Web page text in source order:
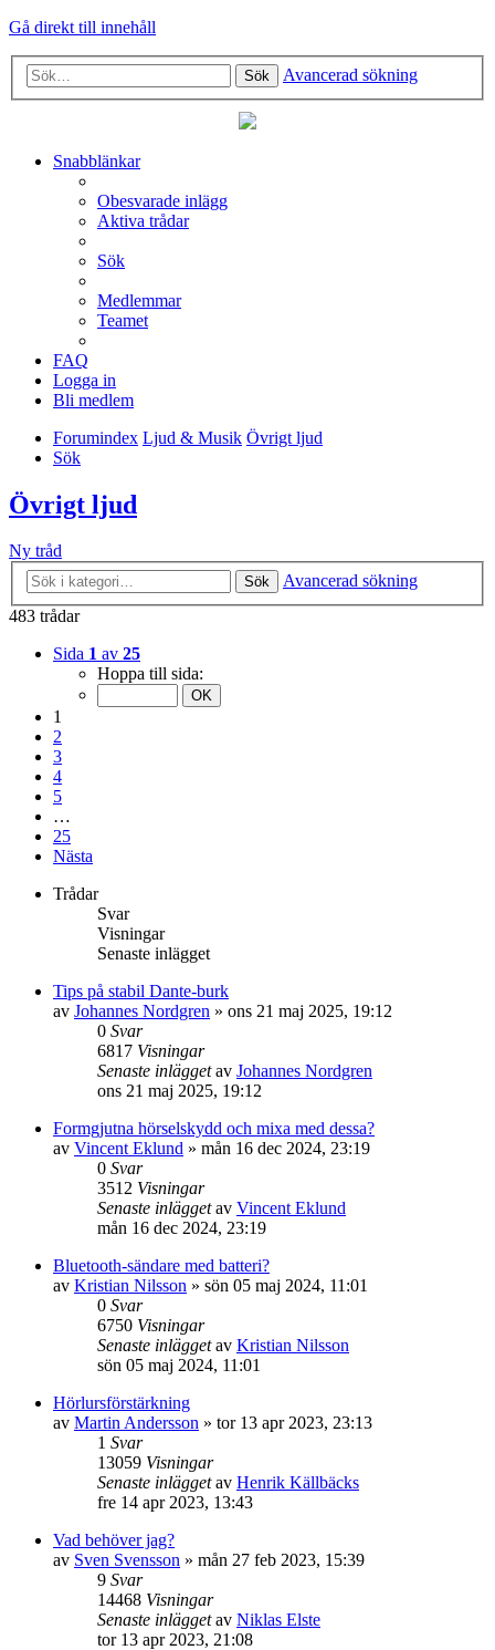
Gå direkt till innehåll
Sök Avancerad sökning
Snabblänkar
Obesvarade inlägg
Aktiva trådar
Sök
Medlemmar
Teamet
FAQ
Logga in
Bli medlem
Forumindex Ljud & Musik Övrigt ljud
Sök
Övrigt ljud
Ny tråd
Sök
Avancerad sökning
483 trådar
Sida 1 av 25
Hoppa till sida:
1
2
3
4
5
…
25
Nästa
Trådar
Svar
Visningar
Senaste inlägget
Tips på stabil Dante-burk
av Johannes Nordgren » ons 21 maj 2025, 19:12
0 Svar
6817 Visningar
Senaste inläggetav Johannes Nordgren
ons 21 maj 2025, 19:12
Formgjutna hörselskydd och mixa med dessa?
av Vincent Eklund » mån 16 dec 2024, 23:19
0 Svar
3512 Visningar
Senaste inläggetav Vincent Eklund
mån 16 dec 2024, 23:19
Bluetooth-sändare med batteri?
av Kristian Nilsson » sön 05 maj 2024, 11:01
0 Svar
6750 Visningar
Senaste inläggetav Kristian Nilsson
sön 05 maj 2024, 11:01
Hörlursförstärkning
av Martin Andersson » tor 13 apr 2023, 23:13
1 Svar
13059 Visningar
Senaste inläggetav Henrik Källbäcks
fre 14 apr 2023, 13:43
Vad behöver jag?
av Sven Svensson » mån 27 feb 2023, 15:39
9 Svar
14468 Visningar
Senaste inläggetav Niklas Elste
tor 13 apr 2023, 21:08